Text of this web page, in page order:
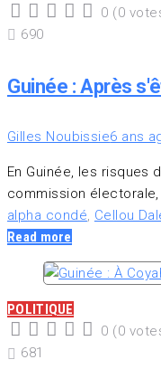
2
1
0 (0
690
Guinée : Après
Gilles Noubissie6 ans
En Guinée, les risques
commission électorale,
alpha condé, Cellou
Read more
POLITIQUE
2
1
0 (0
681